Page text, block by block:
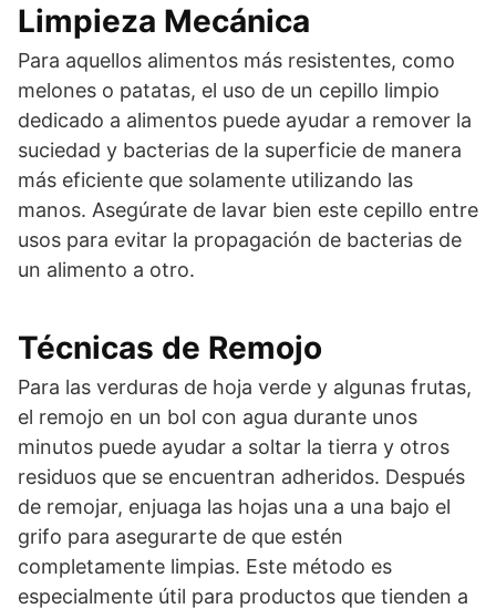
Limpieza Mecánica
Para aquellos alimentos más resistentes, como
melones o patatas, el uso de un cepillo limpio
dedicado a alimentos puede ayudar a remover la
suciedad y bacterias de la superficie de manera
más eficiente que solamente utilizando las
manos. Asegúrate de lavar bien este cepillo entre
usos para evitar la propagación de bacterias de
un alimento a otro.
Técnicas de Remojo
Para las verduras de hoja verde y algunas frutas,
el remojo en un bol con agua durante unos
minutos puede ayudar a soltar la tierra y otros
residuos que se encuentran adheridos. Después
de remojar, enjuaga las hojas una a una bajo el
grifo para asegurarte de que estén
completamente limpias. Este método es
especialmente útil para productos que tienden a